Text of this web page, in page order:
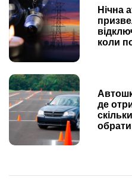
Нічна
коли
де
обрати